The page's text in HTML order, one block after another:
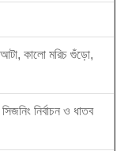
আটা, কালো মরিচ গুঁড়ো,
নির্বাচন ও ধাতব